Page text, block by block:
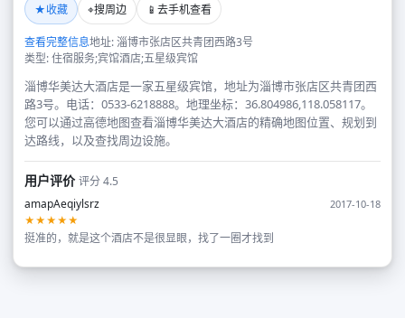
★收藏 ⌖搜周边 📱 去手机查看
查看完整信息地址: 淄博市张店区共青团西路3号
类型: 住宿服务;宾馆酒店;五星级宾馆
淄博华美达大酒店是一家五星级宾馆，地址为淄博市张店区共青团西
路3号。电话：0533-6218888。地理坐标：36.804986,118.058117。
您可以通过高德地图查看淄博华美达大酒店的精确地图位置、规划到
达路线，以及查找周边设施。
用户评价评分 4.5
amapAeqiylsrz
2017-10-18
★★★★★
挺准的，就是这个酒店不是很显眼，找了一圈才找到